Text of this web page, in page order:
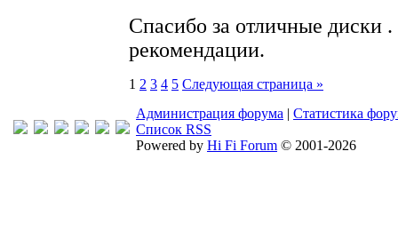
Спасибо за отличные диски
рекомендации.
1 2 3 4 5 Следующая страница »
Администрация форума | Статистика
Список RSS
Powered by Hi Fi Forum © 2001-2026